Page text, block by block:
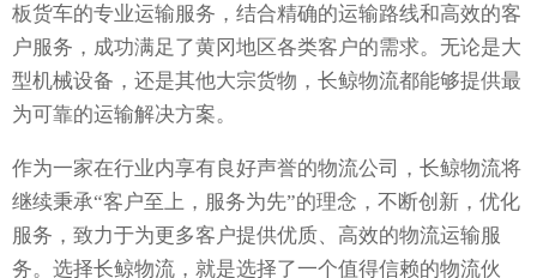
板货车的专业运输服务，结合精确的运输路线和高效的客
户服务，成功满足了黄冈地区各类客户的需求。无论是大
型机械设备，还是其他大宗货物，长鲸物流都能够提供最
为可靠的运输解决方案。
作为一家在行业内享有良好声誉的物流公司，长鲸物流将
继续秉承“客户至上，服务为先”的理念，不断创新，优化
服务，致力于为更多客户提供优质、高效的物流运输服
务。选择长鲸物流，就是选择了一个值得信赖的物流伙